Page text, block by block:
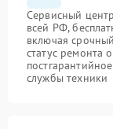
Сервисный
всей РФ,
включая
статус ремонта
службы техники